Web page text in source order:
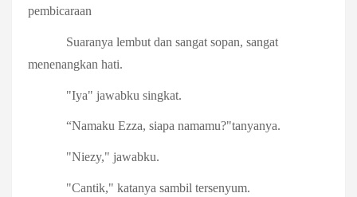
pembicaraan
Suaranya lembut dan sangat sopan, sangat
menenangkan hati.
"Iya" jawabku singkat.
“Namaku Ezza, siapa namamu?"tanyanya.
"Niezy," jawabku.
"Cantik," katanya sambil tersenyum.